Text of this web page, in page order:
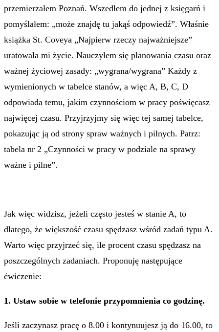
przemierzałem Poznań. Wszedłem do jednej z księgarń i
pomyślałem: „może znajdę tu jakąś odpowiedź”. Właśnie
książka St. Coveya „Najpierw rzeczy najważniejsze”
uratowała mi życie. Nauczyłem się planowania czasu oraz
ważnej życiowej zasady: „wygrana/wygrana” Każdy z
wymienionych w tabelce stanów, a więc A, B, C, D
odpowiada temu, jakim czynnościom w pracy poświęcasz
najwięcej czasu. Przyjrzyjmy się więc tej samej tabelce,
pokazując ją od strony spraw ważnych i pilnych. Patrz:
tabela nr 2 „Czynności w pracy w podziale na sprawy
ważne i pilne”.
Jak więc widzisz, jeżeli często jesteś w stanie A, to
dlatego, że większość czasu spędzasz wśród zadań typu A.
Warto więc przyjrzeć się, ile procent czasu spędzasz na
poszczególnych zadaniach. Proponuję następujące
ćwiczenie:
1. Ustaw sobie w telefonie przypomnienia co godzinę.
Jeśli zaczynasz pracę o 8.00 i kontynuujesz ją do 16.00, to